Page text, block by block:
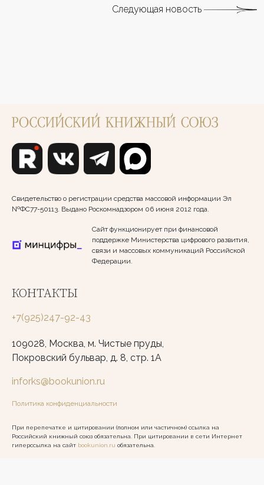
Следующая новость
Свидетельство о регистрации средства массовой информации Эл
№ФС77-50113. Выдано Роскомнадзором 06 июня 2012 года.
Сайт функционирует при финансовой
поддержке Министерства цифрового развития,
связи и массовых коммуникаций Российской
Федерации.
КОНТАКТЫ
+7(925)247-92-43
109028, Москва, м. Чистые пруды,
Покровский бульвар, д. 8, стр. 1А
inforks@bookunion.ru
Политика конфиденциальности
При перепечатке и цитировании (полном или частичном) ссылка на
Российский книжный союз обязательна. При цитировании в сети Интернет
гиперссылка на сайт bookunion.ru обязательна.